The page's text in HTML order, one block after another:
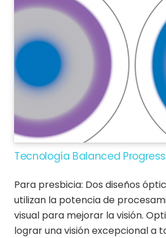
Tecnología Balanced
Para presbicia: Dos diseños
utilizan la potencia de
visual para mejorar la visión.
lograr una visión excepcional a